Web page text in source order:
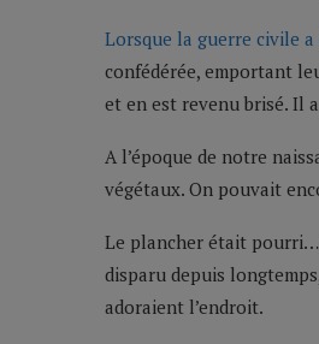
Lorsque la guerre civile a
confédérée, emportant
et en est revenu brisé. Il
A l’époque de notre
végétaux. On pouvait
Le plancher était pourri…
disparu depuis
adoraient l’endroit.